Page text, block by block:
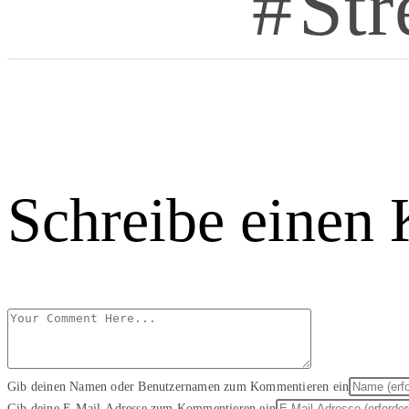
Schreibe einen
Gib deinen Namen oder Benutzernamen zum Kommentieren ein